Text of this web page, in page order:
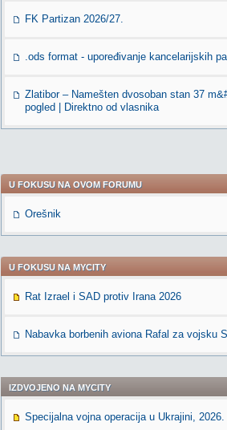
FK Partizan 2026/27.
.ods format - upoređivanje kancelarijskih
Zlatibor – Namešten dvosoban stan 37
pogled | Direktno od vlasnika
U FOKUSU NA OVOM FORUMU
Orešnik
U FOKUSU NA MYCITY
Rat Izrael i SAD protiv Irana 2026
Nabavka borbenih aviona Rafal za vojsku
IZDVOJENO NA MYCITY
Specijalna vojna operacija u Ukrajini, 2026.